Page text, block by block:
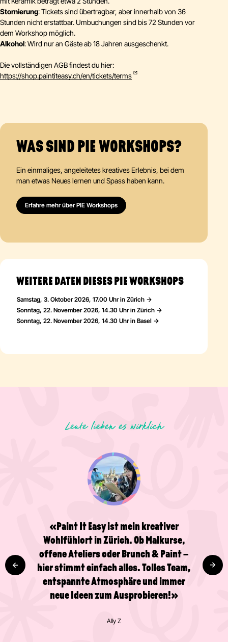
Stornierung: Tickets sind übertragbar, aber innerhalb von 36
Stunden nicht erstattbar. Umbuchungen sind bis 72 Stunden vor
dem Workshop möglich.
Alkohol: Wird nur an Gäste ab 18 Jahren ausgeschenkt.
Die vollständigen AGB findest du hier:
https://shop.paintiteasy.ch/en/tickets/terms
WAS SIND PIE WORKSHOPS?
Ein einmaliges, angeleitetes kreatives Erlebnis, bei dem
man etwas Neues lernen und Spass haben kann.
Erfahre mehr über PIE Workshops
WEITERE DATEN DIESES PIE WORKSHOPS
Samstag, 3. Oktober 2026, 17.00 Uhr in Zürich
Sonntag, 22. November 2026, 14.30 Uhr in Zürich
Sonntag, 22. November 2026, 14.30 Uhr in Basel
Leute lieben es wirklich
«Paint It Easy ist mein kreativer
Wohlfühlort in Zürich. Ob Malkurse,
offene Ateliers oder Brunch & Paint –
hier stimmt einfach alles. Tolles Team,
entspannte Atmosphäre und immer
neue Ideen zum Ausprobieren!»
Ally Z